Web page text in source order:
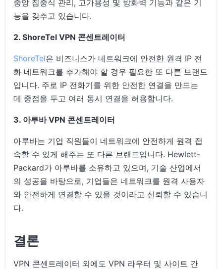
중앙 집중식 관리, 고가용성 및 방화벽 기능과 같은 기
능을 갖추고 있습니다.
2. ShoreTel VPN 콘센트레이터
ShoreTel은 비즈니스가 네트워크에 안전한 원격 IP 전
화 네트워크를 추가해야 할 경우 필요한 또 다른 브랜드
입니다. 주로 IP 전화기를 위한 안전한 연결을 만드는
데 중점을 두고 여러 동시 연결을 허용합니다.
3. 아루바 VPN 콘센트레이터
아루바는 기업 직원들이 네트워크에 안전하게 원격 접
속할 수 있게 해주는 또 다른 브랜드입니다. Hewlett-
Packard가 아루바를 소유하고 있으며, 기술 산업에서
의 성공을 바탕으로, 기업들은 네트워크를 원격 사용자
와 안전하게 연결할 수 있을 것이라고 신뢰할 수 있습니
다.
결론
VPN 콘센트레이터 외에도 VPN 라우터 및 사이트 간